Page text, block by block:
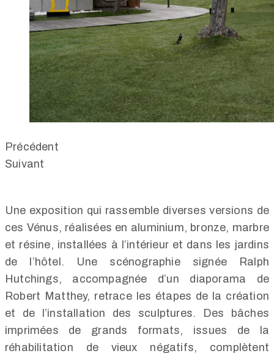
Précédent
Suivant
Une exposition qui rassemble diverses versions de
ces Vénus, réalisées en aluminium, bronze, marbre
et résine, installées à l’intérieur et dans les jardins
de l’hôtel. Une scénographie signée Ralph
Hutchings, accompagnée d’un diaporama de
Robert Matthey, retrace les étapes de la création
et de l’installation des sculptures. Des bâches
imprimées de grands formats, issues de la
réhabilitation de vieux négatifs, complètent